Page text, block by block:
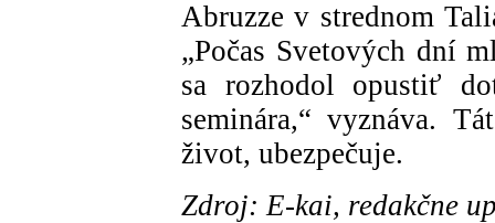
Abruzze v strednom
„Počas Svetových dní
sa rozhodol opustiť
seminára,“ vyznáva.
život, ubezpečuje.
Zdroj: E-kai, redakčne